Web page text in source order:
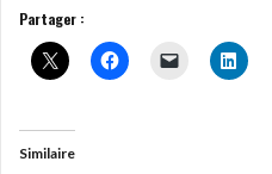
Partager :
Similaire